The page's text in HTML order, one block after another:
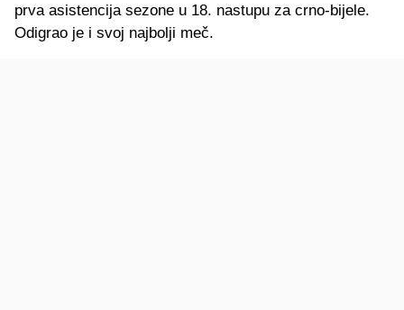
prva asistencija sezone u 18. nastupu za crno-bijele.
Odigrao je i svoj najbolji meč.